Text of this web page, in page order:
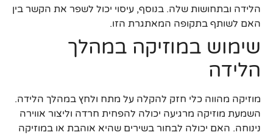
הלידה ובתחושות שלה. בנוסף, עיסוי יכול לשפר את הקשר בין
האם לשותף בתקופה המאתגרת הזו.
שימוש במוזיקה במהלך
הלידה
מוזיקה מהווה כלי חזק להקלה על מתח ולחץ במהלך הלידה.
השמעת מוזיקה מרגיעה יכולה להפחית חרדה וליצור אווירה
נינוחה. האם יכולה לבחור בשירים שהיא אוהבת או במוזיקה